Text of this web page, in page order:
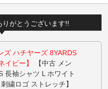
りがとうございます!!
ズ ハチヤーズ 8YARDS
イビー】
【中古 メン
長袖シャツ L ホワイト
繍ロゴ ストレッチ】